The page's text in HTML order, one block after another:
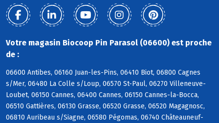
Votre magasin Biocoop Pin Parasol (06600) est proche
de :
06600 Antibes, 06160 Juan-les-Pins, 06410 Biot, 06800 Cagnes
s/Mer, 06480 La Colle s/Loup, 06570 St-Paul, 06270 Villeneuve-
Loubet, 06150 Cannes, 06400 Cannes, 06150 Cannes-la-Bocca,
06510 Gattières, 06130 Grasse, 06520 Grasse, 06520 Magagnosc,
06810 Auribeau s/Siagne, 06580 Pégomas, 06740 Châteauneuf-